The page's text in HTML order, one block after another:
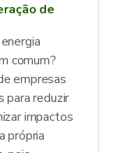
de
comum?
empresas
para reduzir
impactos
própria